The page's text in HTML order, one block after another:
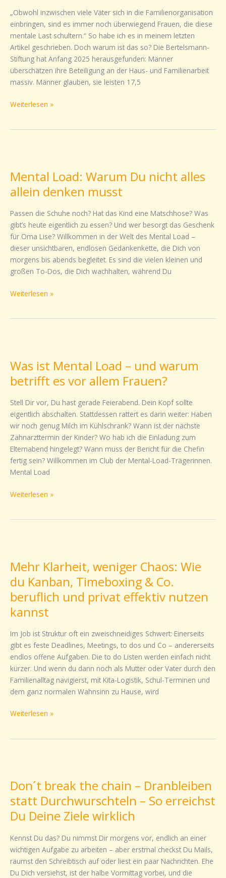
„Obwohl inzwischen viele Väter sich in die Familienorganisation
einbringen, sind es immer noch überwiegend Frauen, die diese
mentale Last schultern.“ So habe ich es in meinem letzten
Artikel geschrieben. Doch warum ist das so? Die Bertelsmann-
Stiftung hat Anfang 2025 herausgefunden: Männer
überschätzen ihre Beteiligung an der Haus- und Familienarbeit
massiv. Männer glauben, sie leisten 17,5
andere
hilft.
Muss
das
so
bleiben?
Weiterlesen »
Mental Load: Warum Du nicht alles
allein denken musst
Passen die Schuhe noch? Hat das Kind eine Matschhose? Was
gibt’s heute eigentlich zu essen? Und wer besorgt das Geschenk
für Oma Lise? Willkommen in der Welt des Mental Load –
dieser unsichtbaren, endlosen Gedankenkette, die Dich von
morgens bis abends begleitet. Es sind die vielen kleinen und
großen To-Dos, die Dich wachhalten, während Du
Warum
Du
nicht
alles
allein
denken
musst
Weiterlesen »
Was ist Mental Load – und warum
betrifft es vor allem Frauen?
Stell Dir vor, Du hast gerade Feierabend. Dein Kopf sollte
eigentlich abschalten. Stattdessen rattert es darin weiter: Haben
wir noch genug Milch im Kühlschrank? Wann ist der nächste
Zahnarzttermin der Kinder? Wo hab ich die Einladung zum
Elternabend hingelegt? Wann muss der Bericht für die Chefin
fertig sein? Willkommen im Club der Mental-Load-Trägerinnen.
Mental Load
Mental
Load
–
und
warum
betrifft
es
vor
allem
Frauen?
Weiterlesen »
Mehr Klarheit, weniger Chaos: Wie
du Kanban, Timeboxing & Co.
beruflich und privat effektiv nutzen
kannst
Im Job ist Struktur oft ein zweischneidiges Schwert: Einerseits
gibt es feste Deadlines, Meetings, to dos und Co – andererseits
endlos offene Aufgaben. Die to do Listen werden einfach nicht
kürzer. Und wenn du dann noch als Mutter oder Vater durch den
Familienalltag navigierst, mit Kita-Logistik, Schul-Terminen und
dem ganz normalen Wahnsinn zu Hause, wird
weniger
Chaos:
Wie
du
Kanban,
&
Co.
beruflich
und
privat
effektiv
kannst
Weiterlesen »
Don´t break the chain – Dranbleiben
statt Durchwurschteln – So erreichst
Du Deine Ziele wirklich
Kennst Du das? Du nimmst Dir morgens vor, endlich an einer
wichtigen Aufgabe zu arbeiten – aber erstmal checkst Du Mails,
räumst den Schreibtisch auf oder liest ein paar Nachrichten. Ehe
Du Dich versiehst, ist der halbe Vormittag vorbei, und die
break
the
chain
–
statt
Durchwurschteln
–